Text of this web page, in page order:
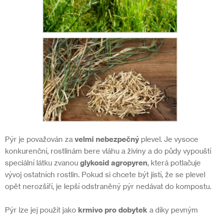
Pýr je považován za velmi nebezpečný plevel. Je vysoce
konkurenční, rostlinám bere vláhu a živiny a do půdy vypouští
speciální látku zvanou glykosid agropyren, která potlačuje
vývoj ostatních rostlin. Pokud si chcete být jistí, že se plevel
opět nerozšíří, je lepší odstraněný pýr nedávat do kompostu.
Pýr lze jej použít jako krmivo pro dobytek a díky pevným